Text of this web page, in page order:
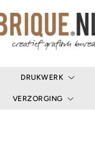
DRUKWERK
VERZORGING